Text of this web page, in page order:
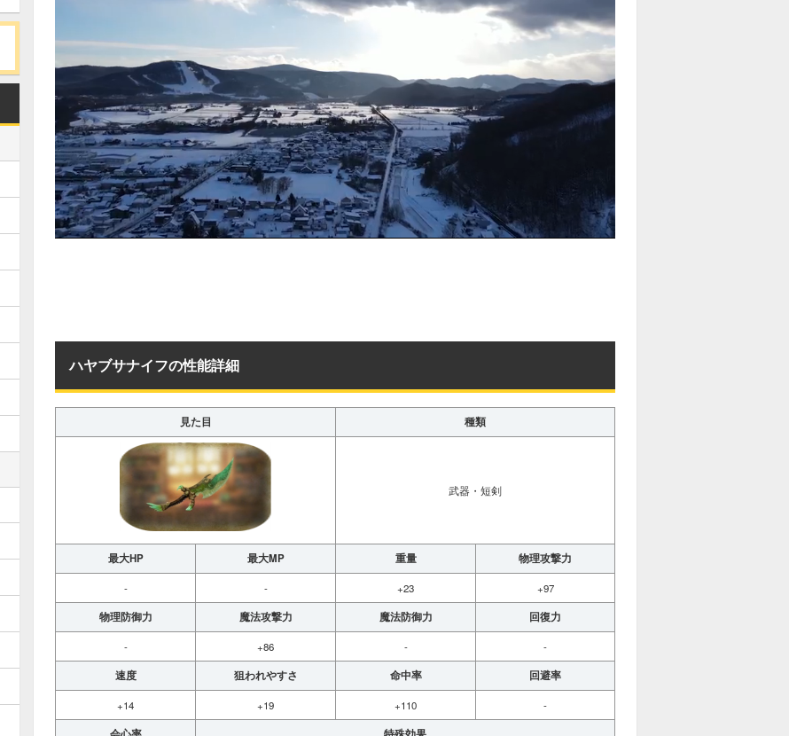
ハヤブサナイフの性能詳細
見た目 種類
武器・短剣
最大HP 最大MP 重量 物理攻撃力
- - +23 +97
物理防御力 魔法攻撃力 魔法防御力 回復力
- +86 - -
速度 狙われやすさ 命中率 回避率
+14 +19 +110 -